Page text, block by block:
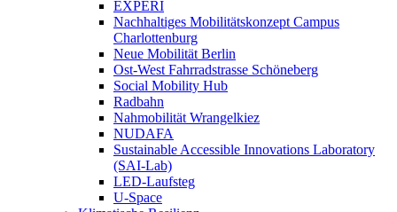
EXPERI
Nachhaltiges Mobilitätskonzept Campus
Charlottenburg
Neue Mobilität Berlin
Ost-West Fahrradstrasse Schöneberg
Social Mobility Hub
Radbahn
Nahmobilität Wrangelkiez
NUDAFA
Sustainable Accessible Innovations Laboratory
(SAI-Lab)
LED-Laufsteg
U-Space